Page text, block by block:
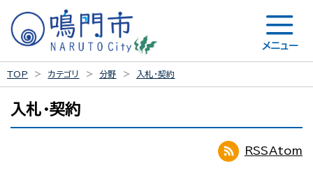
メニュー
TOP カテゴリ 分野 入札・契約
入札・契約
RSSAtom